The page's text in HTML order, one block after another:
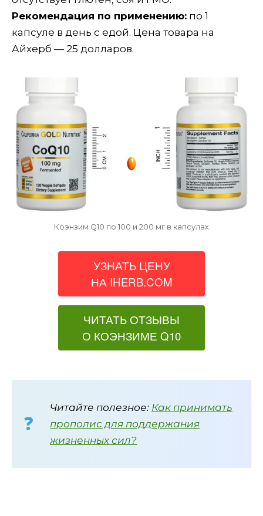
Рекомендация по применению: по 1
капсуле в день с едой. Цена товара на
Айхерб — 25 долларов.
Коэнзим Q10 по 100 и 200 мг в капсулах
УЗНАТЬ ЦЕНУ
НА IHERB.COM
ЧИТАТЬ ОТЗЫВЫ
О КОЭНЗИМЕ Q10
Читайте полезное: Как принимать
прополис для поддержания
жизненных сил?